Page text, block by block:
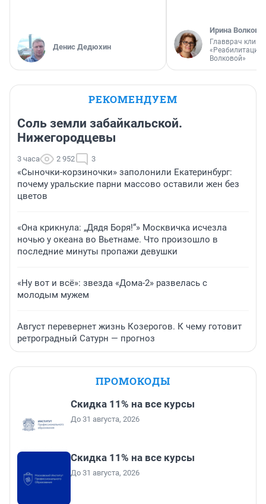
Денис Дедюхин
Ирина Волкова
Главврач
«Реабилитация
Волковой»
РЕКОМЕНДУЕМ
Соль земли забайкальской.
Нижегородцевы
3 часа 2 952 3
«Сыночки-корзиночки» заполонили Екатеринбург:
почему уральские парни массово оставили жен без
цветов
«Она крикнула: „Дядя Боря!“» Москвичка исчезла
ночью у океана во Вьетнаме. Что произошло в
последние минуты пропажи девушки
«Ну вот и всё»: звезда «Дома-2» развелась с
молодым мужем
Август перевернет жизнь Козерогов. К чему готовит
ретроградный Сатурн — прогноз
ПРОМОКОДЫ
Скидка 11% на все курсы
До 31 августа, 2026
Скидка 11% на все курсы
До 31 августа, 2026